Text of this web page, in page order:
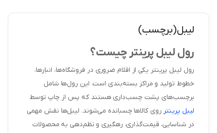
لیبل(برچسب)
رول لیبل پرینتر چیست؟
رول لیبل پرینتر یکی از اقلام ضروری در فروشگاه‌ها، انبارها،
خطوط تولید و مراکز بسته‌بندی است. این رول‌ها شامل
برچسب‌های پشت چسب‌داری هستند که پس از چاپ توسط
لیبل پرینتر روی کالاها چسبانده می‌شوند. لیبل‌ها نقش مهمی
در شناسایی، قیمت‌گذاری، رهگیری و نظم‌دهی به محصولات